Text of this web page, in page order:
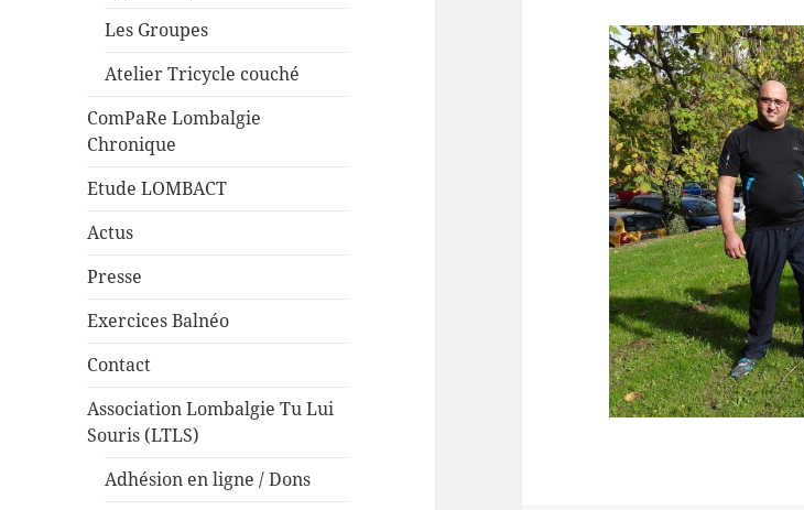
Les Groupes
Atelier Tricycle couché
ComPaRe Lombalgie
Chronique
Etude LOMBACT
Actus
Presse
Exercices Balnéo
Contact
Association Lombalgie Tu Lui
Souris (LTLS)
Adhésion en ligne / Dons